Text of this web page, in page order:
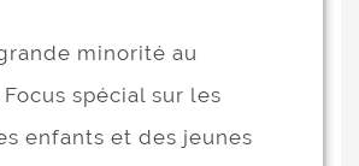
minorité au
spécial sur les
enfants et des jeunes